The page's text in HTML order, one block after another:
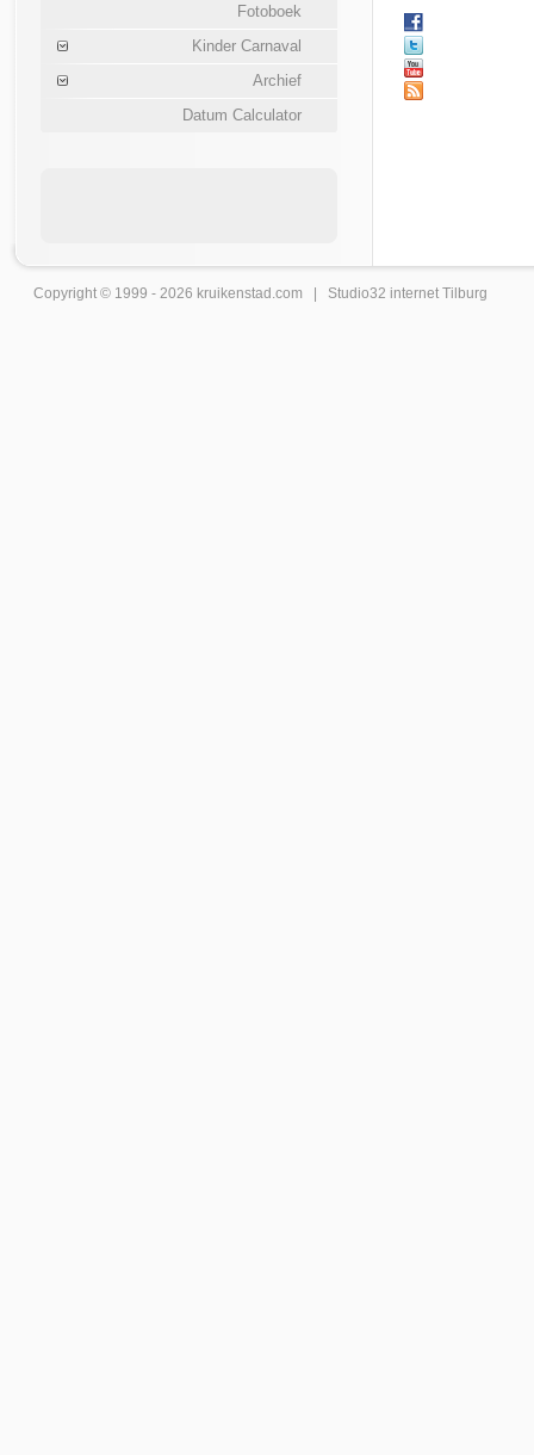
Fotoboek
Kinder Carnaval
Archief
Datum Calculator
Copyright © 1999 - 2026 kruikenstad .com | Studio32 internet Tilburg